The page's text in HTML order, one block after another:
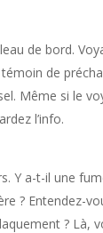
de bord.
de
Même si le
l’info.
Y a-t-il une
? Entendez-
? Là,